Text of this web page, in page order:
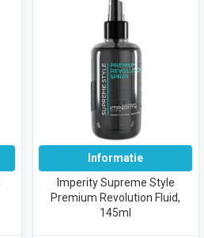
Informatie
Imperity Supreme Style
Premium Revolution Fluid,
145ml